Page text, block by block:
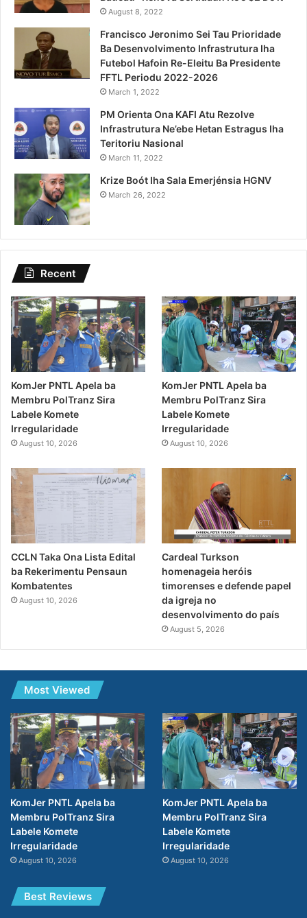
August 8, 2022
Francisco Jeronimo Sei Tau Prioridade
Ba Desenvolvimento Infrastrutura Iha
Futebol Hafoin Re-Eleitu Ba Presidente
FFTL Periodu 2022-2026
March 1, 2022
PM Orienta Ona KAFI Atu Rezolve
Infrastrutura Ne’ebe Hetan Estragus Iha
Teritoriu Nasional
March 11, 2022
Krize Boót Iha Sala Emerjénsia HGNV
March 26, 2022
Recent
KomJer PNTL Apela ba
Membru PolTranz Sira
Labele Komete
Irregularidade
August 10, 2026
KomJer PNTL Apela ba
Membru PolTranz Sira
Labele Komete
Irregularidade
August 10, 2026
CCLN Taka Ona Lista Edital
ba Rekerimentu Pensaun
Kombatentes
August 10, 2026
Cardeal Turkson
homenageia heróis
timorenses e defende papel
da igreja no
desenvolvimento do país
August 5, 2026
Most Viewed
KomJer PNTL Apela ba
Membru PolTranz Sira
Labele Komete
Irregularidade
August 10, 2026
KomJer PNTL Apela ba
Membru PolTranz Sira
Labele Komete
Irregularidade
August 10, 2026
Best Reviews